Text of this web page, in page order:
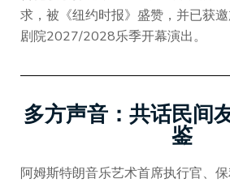
求，被《纽约时报》盛赞，并已获
剧院2027/2028乐季开幕演出。
多方声音：共话民间
鉴
阿姆斯特朗音乐艺术首席执行官、